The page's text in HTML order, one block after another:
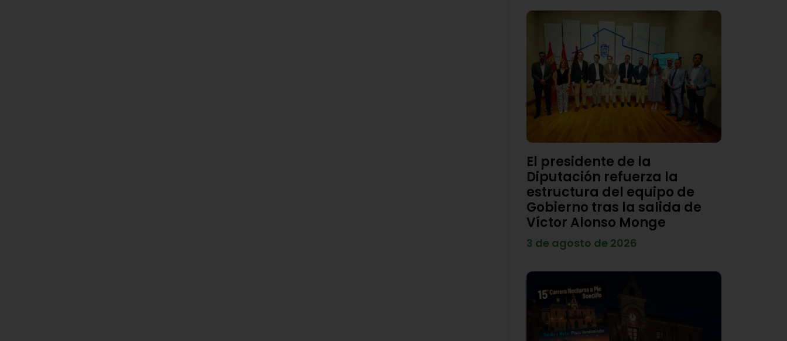
El presidente de la
Diputación refuerza la
estructura del equipo de
Gobierno tras la salida de
Víctor Alonso Monge
3 de agosto de 2026